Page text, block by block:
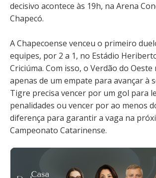
decisivo acontece às 19h, na Arena
Chapecó.
A Chapecoense venceu o primeiro
equipes, por 2 a 1, no Estádio
Criciúma. Com isso, o Verdão do Oeste
apenas de um empate para avançar à
Tigre precisa vencer por um gol para
penalidades ou vencer por ao menos
diferença para garantir a vaga na
Campeonato Catarinense.